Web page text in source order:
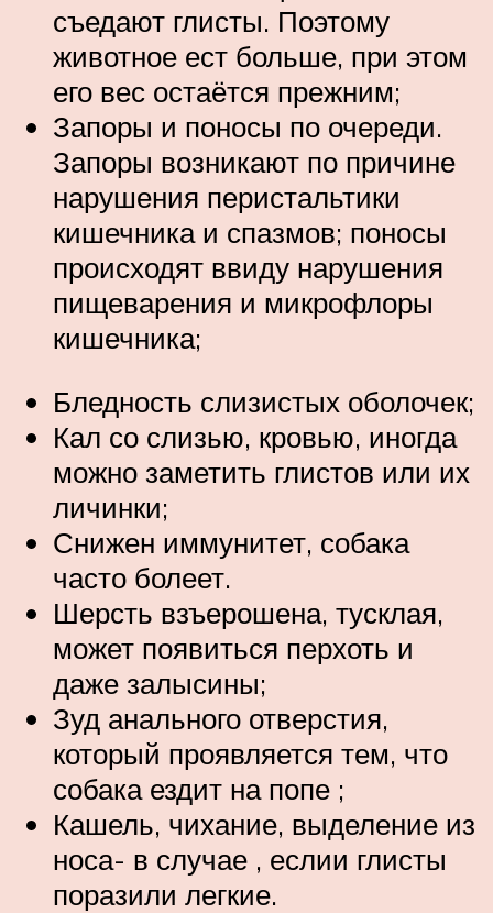
съедают глисты. Поэтому
животное ест больше, при этом
его вес остаётся прежним;
Запоры и поносы по очереди.
Запоры возникают по причине
нарушения перистальтики
кишечника и спазмов; поносы
происходят ввиду нарушения
пищеварения и микрофлоры
кишечника;
Бледность слизистых оболочек;
Кал со слизью, кровью, иногда
можно заметить глистов или их
личинки;
Снижен иммунитет, собака
часто болеет.
Шерсть взъерошена, тусклая,
может появиться перхоть и
даже залысины;
Зуд анального отверстия,
который проявляется тем, что
собака ездит на попе ;
Кашель, чихание, выделение из
носа- в случае , еслии глисты
поразили легкие.